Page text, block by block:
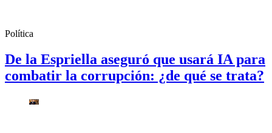
Política
De la Espriella aseguró que usará IA para
combatir la corrupción: ¿de qué se trata?